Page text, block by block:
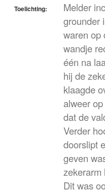
Toelichting:
Melder
grounder
waren op
wandje
één na
hij de
klaagde
alweer
dat de
Verder
doorslipt
geven
zekerarm
Dit was